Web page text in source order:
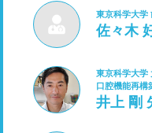
東京科学大学
佐々木
東京科学大学
口腔機能再構
井上 剛